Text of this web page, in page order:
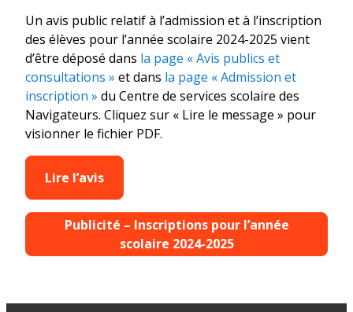
Un avis public relatif à l’admission et à l’inscription
des élèves pour l’année scolaire 2024-2025 vient
d’être déposé dans la page « Avis publics et
consultations » et dans la page « Admission et
inscription » du Centre de services scolaire des
Navigateurs. Cliquez sur « Lire le message » pour
visionner le fichier PDF.
Lire l’avis
Publicité – Inscriptions pour l’année
scolaire 2024-2025